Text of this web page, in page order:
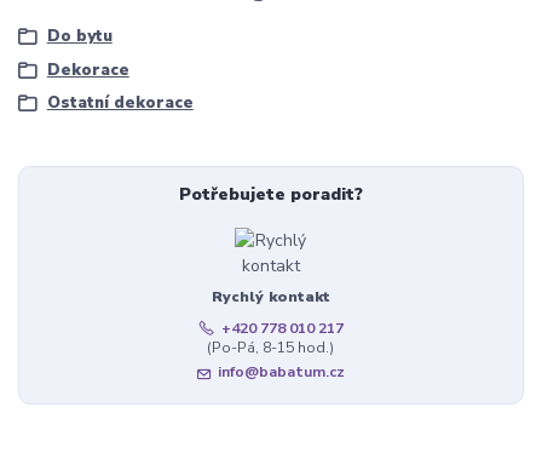
Do bytu
Dekorace
Ostatní dekorace
Potřebujete poradit?
Rychlý kontakt
+420 778 010 217
(Po-Pá, 8-15 hod.)
info@babatum.cz